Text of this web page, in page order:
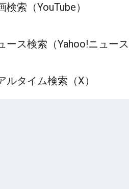
検索（YouTube）
ース検索（Yahoo!ニュー
ルタイム検索（X）